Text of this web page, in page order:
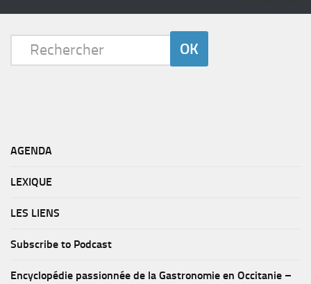
AGENDA
LEXIQUE
LES LIENS
Subscribe to Podcast
Encyclopédie passionnée de la Gastronomie en Occitanie –